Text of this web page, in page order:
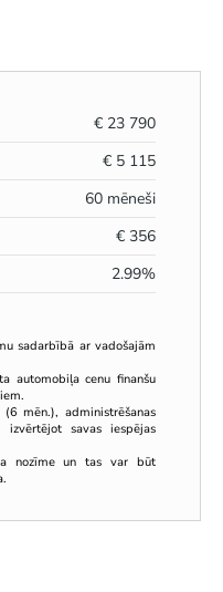
€ 23 790
€ 5 115
60 mēneši
€ 356
2.99%
sadarbībā ar vadošajām
automobiļa cenu finanšu
mēn.), administrēšanas
savas iespējas
nozīme un tas var būt